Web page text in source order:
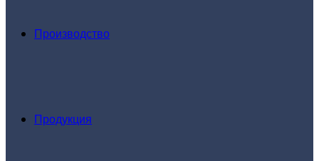
Производство
Продукция